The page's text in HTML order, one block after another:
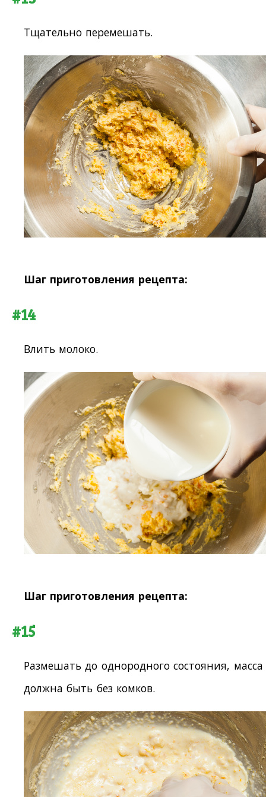
Тщательно перемешать.
Шаг приготовления рецепта:
#14
Влить молоко.
Шаг приготовления рецепта:
#15
Размешать до однородного состояния, масса
должна быть без комков.